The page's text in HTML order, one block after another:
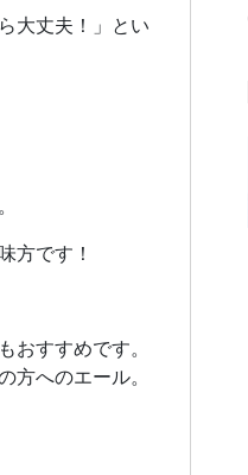
大丈夫！」とい
方です！
おすすめです。
方へのエール。